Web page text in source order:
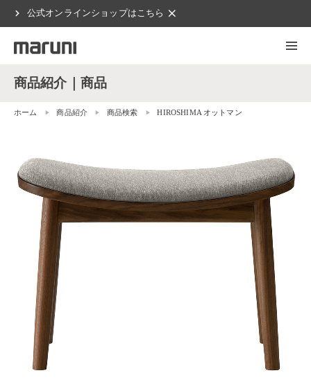
chevron_right 公式オンラインショップはこちら clear
商品紹介｜商品
ホーム 商品紹介 商品検索 HIROSHIMA オットマン